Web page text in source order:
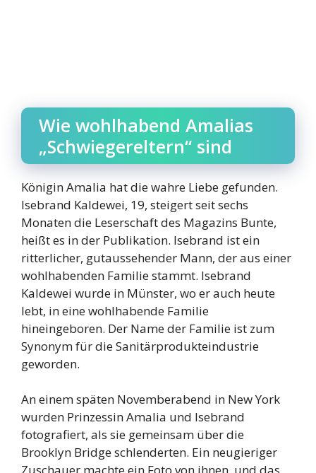
Wie wohlhabend Amalias
„Schwiegereltern“ sind
Königin Amalia hat die wahre Liebe gefunden.
Isebrand Kaldewei, 19, steigert seit sechs
Monaten die Leserschaft des Magazins Bunte,
heißt es in der Publikation. Isebrand ist ein
ritterlicher, gutaussehender Mann, der aus einer
wohlhabenden Familie stammt. Isebrand
Kaldewei wurde in Münster, wo er auch heute
lebt, in eine wohlhabende Familie
hineingeboren. Der Name der Familie ist zum
Synonym für die Sanitärprodukteindustrie
geworden.
An einem späten Novemberabend in New York
wurden Prinzessin Amalia und Isebrand
fotografiert, als sie gemeinsam über die
Brooklyn Bridge schlenderten. Ein neugieriger